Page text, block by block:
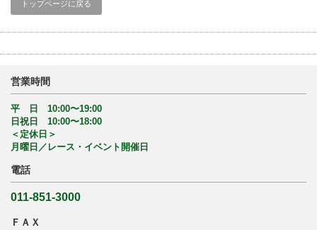
トップページに戻る
営業時間
平 日 10:00〜19:00
日祝日 10:00〜18:00
＜定休日＞
月曜日／レース・イベント開催日
電話
011-851-3000
ＦＡＸ